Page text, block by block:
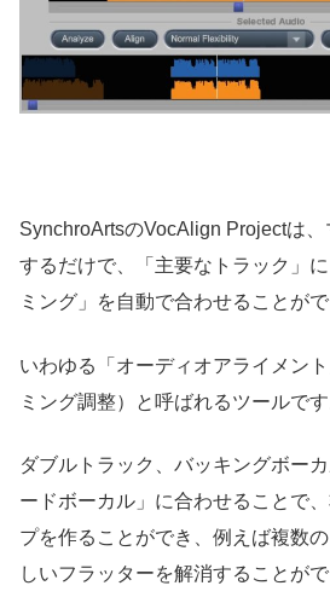
SynchroArtsのVocAlign Projectは
するだけで、「主要なトラック」
ミング」を自動で合わせることが
いわゆる「オーディオアライメン
ミング調整）と呼ばれるツールです
ダブルトラック、バッキングボー
ードボーカル」に合わせることで
プを作ることができ、例えば複数
しいフラッターを解消することがで